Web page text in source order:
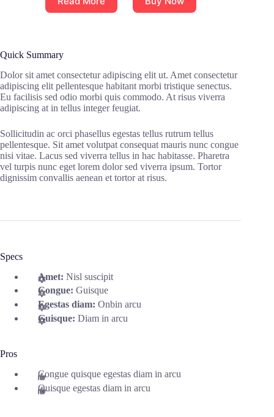
Quick Summary
Dolor sit amet consectetur adipiscing elit ut. Amet consectetur
adipiscing elit pellentesque habitant morbi tristique senectus.
Eu facilisis sed odio morbi quis commodo. At risus viverra
adipiscing at in tellus integer feugiat.
Sollicitudin ac orci phasellus egestas tellus rutrum tellus
pellentesque. Sit amet volutpat consequat mauris nunc congue
nisi vitae. Lacus sed viverra tellus in hac habitasse. Pharetra
vel turpis nunc eget lorem dolor sed viverra ipsum. Tortor
dignissim convallis aenean et tortor at risus.
Specs
Amet: Nisl suscipit
Congue: Guisque
Egestas diam: Onbin arcu
Guisque: Diam in arcu
Pros
Congue quisque egestas diam in arcu
Quisque egestas diam in arcu